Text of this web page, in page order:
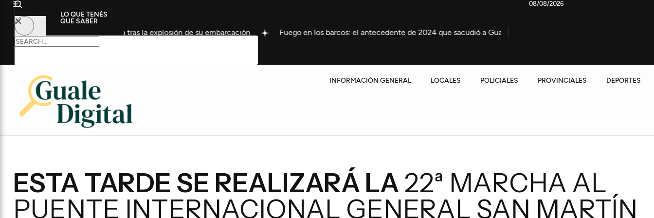
LO QUE TENÉS
QUE SABER
Intensiva tras la explosión de su embarcación Fuego en los barcos: el antecedente de 2024 que sacudió a Gualeguaychú Importante operativo por el incendio de una
08/08/2026
INFORMACIÓN GENERAL LOCALES POLICIALES PROVINCIALES DEPORTES
ESTA TARDE SE REALIZARÁ LA22ª MARCHA AL
PUENTE INTERNACIONAL GENERAL SAN MARTÍN